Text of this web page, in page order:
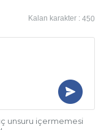
Kalan karakter : 450
unsuru içermemesi